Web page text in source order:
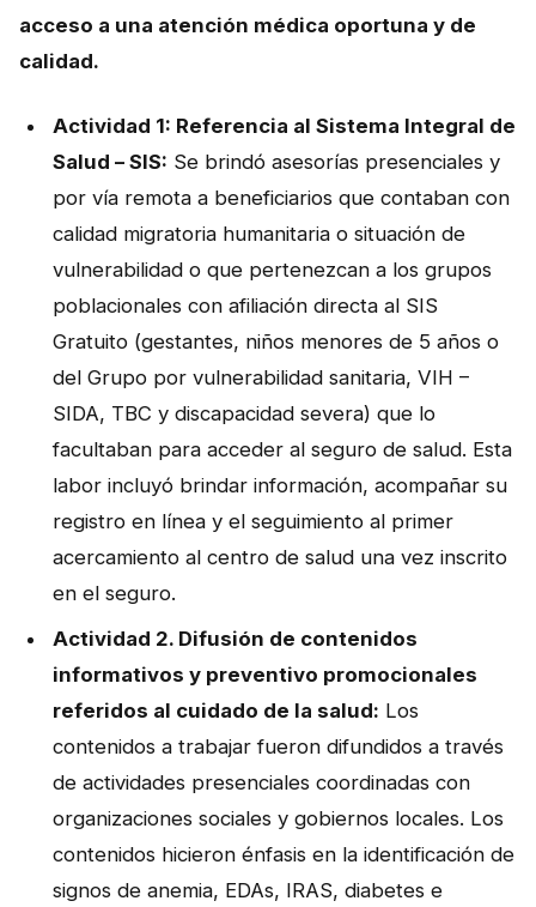
acceso a una atención médica oportuna y de
calidad.
Actividad 1: Referencia al Sistema Integral de
Salud – SIS: Se brindó asesorías presenciales y
por vía remota a beneficiarios que contaban con
calidad migratoria humanitaria o situación de
vulnerabilidad o que pertenezcan a los grupos
poblacionales con afiliación directa al SIS
Gratuito (gestantes, niños menores de 5 años o
del Grupo por vulnerabilidad sanitaria, VIH –
SIDA, TBC y discapacidad severa) que lo
facultaban para acceder al seguro de salud. Esta
labor incluyó brindar información, acompañar su
registro en línea y el seguimiento al primer
acercamiento al centro de salud una vez inscrito
en el seguro.
Actividad 2. Difusión de contenidos
informativos y preventivo promocionales
referidos al cuidado de la salud: Los
contenidos a trabajar fueron difundidos a través
de actividades presenciales coordinadas con
organizaciones sociales y gobiernos locales. Los
contenidos hicieron énfasis en la identificación de
signos de anemia, EDAs, IRAS, diabetes e